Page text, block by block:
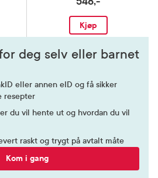
Kjøp
deg selv eller barnet
eller annen eID og få sikker
resepter
du vil hente ut og hvordan du vil
raskt og trygt på avtalt måte
Kom i gang